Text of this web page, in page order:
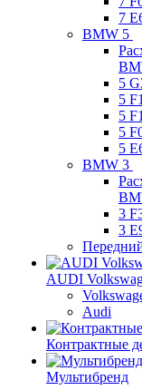
7
BMW 5
5
5
5
5
5
BMW 3
3
3
AUDI
Audi
Контрактные
Мультибренд